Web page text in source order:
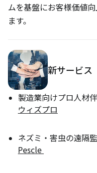
ムを基盤にお客様価値
ます。
新サービス
製造業向けプロ人材
ウィズプロ
ネズミ・害虫の遠隔
Pescle